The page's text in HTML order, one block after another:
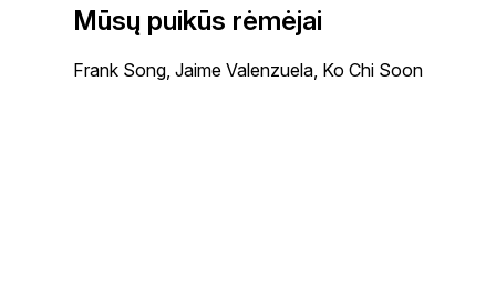
Mūsų puikūs rėmėjai
Frank Song, Jaime Valenzuela, Ko Chi Soon